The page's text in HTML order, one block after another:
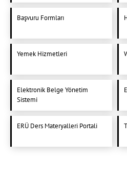
Başvuru Formları
Yemek Hizmetleri
Elektronik Belge Yönetim
Sistemi
ERÜ Ders Materyalleri Portali